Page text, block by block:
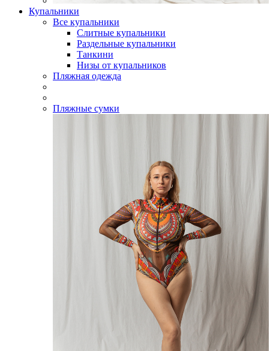
Купальники
Все купальники
Слитные купальники
Раздельные купальники
Танкини
Низы от купальников
Пляжная одежда
Пляжные сумки